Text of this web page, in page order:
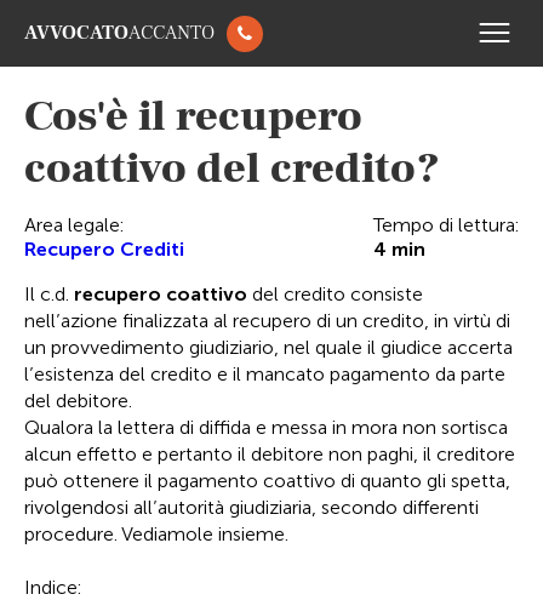
AVVOCATOACCANTO
Cos'è il recupero
coattivo del credito?
Area legale:
Recupero Crediti
Tempo di lettura:
4 min
Il c.d. recupero coattivo del credito consiste
nell’azione finalizzata al recupero di un credito, in virtù di
un provvedimento giudiziario, nel quale il giudice accerta
l’esistenza del credito e il mancato pagamento da parte
del debitore.
Qualora la lettera di diffida e messa in mora non sortisca
alcun effetto e pertanto il debitore non paghi, il creditore
può ottenere il pagamento coattivo di quanto gli spetta,
rivolgendosi all’autorità giudiziaria, secondo differenti
procedure. Vediamole insieme.
Indice: